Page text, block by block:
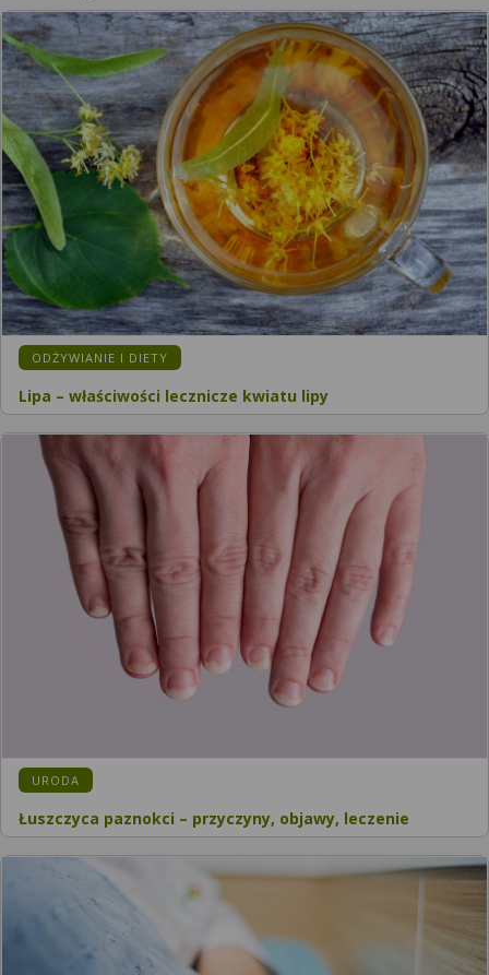
KATEGORIA:
ODŻYWIANIE I DIETY
Lipa – właściwości lecznicze kwiatu lipy
KATEGORIA:
URODA
Łuszczyca paznokci – przyczyny, objawy, leczenie